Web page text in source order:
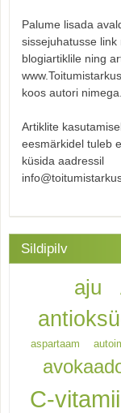
Palume lisada
sissejuhatusse link
blogiartiklile ning
koos autori
Artiklite
eesmärkidel tuleb
küsida aadressil
Sildipilv
aju
aspartaam
C-